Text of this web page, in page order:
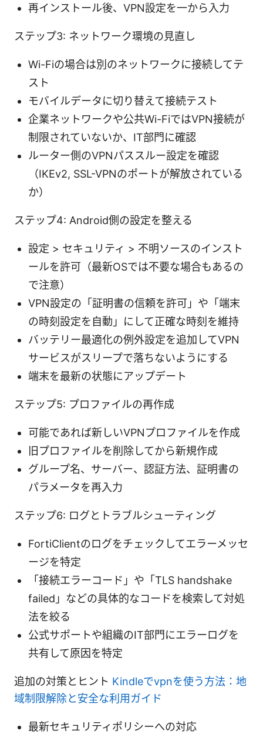
再インストール後、VPN設定を一から入力
ステップ3: ネットワーク環境の見直し
Wi-Fiの場合は別のネットワークに接続してテ
スト
モバイルデータに切り替えて接続テスト
企業ネットワークや公共Wi-FiではVPN接続が
制限されていないか、IT部門に確認
ルーター側のVPNパススルー設定を確認
（IKEv2, SSL-VPNのポートが解放されている
か）
ステップ4: Android側の設定を整える
設定 > セキュリティ > 不明ソースのインスト
ールを許可（最新OSでは不要な場合もあるの
で注意）
VPN設定の「証明書の信頼を許可」や「端末
の時刻設定を自動」にして正確な時刻を維持
バッテリー最適化の例外設定を追加してVPN
サービスがスリープで落ちないようにする
端末を最新の状態にアップデート
ステップ5: プロファイルの再作成
可能であれば新しいVPNプロファイルを作成
旧プロファイルを削除してから新規作成
グループ名、サーバー、認証方法、証明書の
パラメータを再入力
ステップ6: ログとトラブルシューティング
FortiClientのログをチェックしてエラーメッセ
ージを特定
「接続エラーコード」や「TLS handshake
failed」などの具体的なコードを検索して対処
法を絞る
公式サポートや組織のIT部門にエラーログを
共有して原因を特定
追加の対策とヒント Kindleでvpnを使う方法：地
域制限解除と安全な利用ガイド
最新セキュリティポリシーへの対応